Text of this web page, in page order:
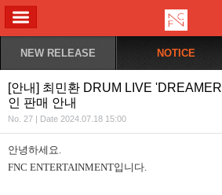
NEW RELEASE NOTICE
[안내] 최민환 DRUM LIVE
인 판매 안내
No. 27 | Date 2024.07.18 15:00
안녕하세요.
FNC ENTERTAINMENT입니다.